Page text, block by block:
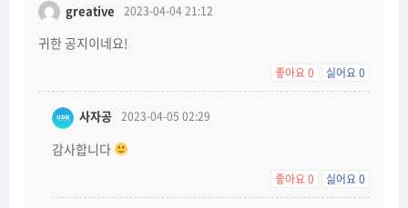
greative 2023-04-04 21:12
귀한 공지이네요!
좋아요0 싫어요0
사자공 2023-04-05 02:29
감사합니다
좋아요0 싫어요0